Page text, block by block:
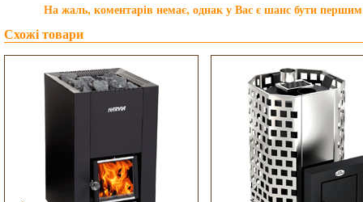
На жаль, коментарів немає, однак у Вас є шанс бути
Схожі товари